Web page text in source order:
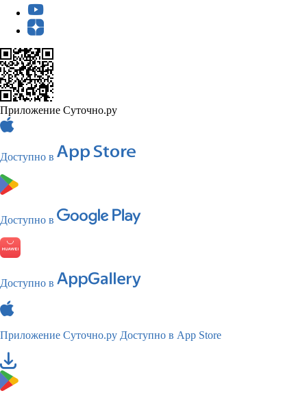
Приложение Суточно.ру
Доступно в
Доступно в
Доступно в
Приложение Суточно.ру Доступно в App Store